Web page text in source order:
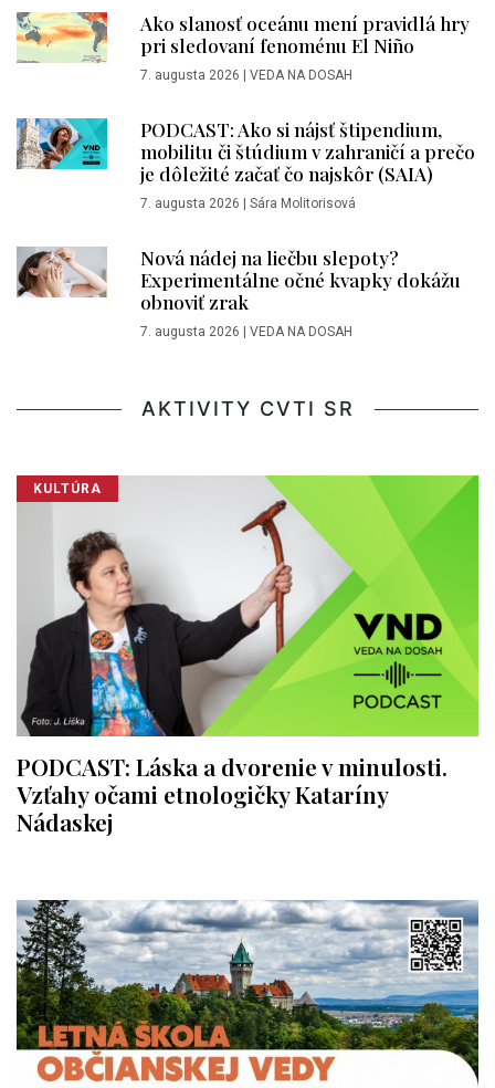
Ako slanosť oceánu mení pravidlá hry
pri sledovaní fenoménu El Niño
7. augusta 2026 | VEDA NA DOSAH
PODCAST: Ako si nájsť štipendium,
mobilitu či štúdium v zahraničí a prečo
je dôležité začať čo najskôr (SAIA)
7. augusta 2026 | Sára Molitorisová
Nová nádej na liečbu slepoty?
Experimentálne očné kvapky dokážu
obnoviť zrak
7. augusta 2026 | VEDA NA DOSAH
AKTIVITY CVTI SR
KULTÚRA
PODCAST: Láska a dvorenie v minulosti.
Vzťahy očami etnologičky Kataríny
Nádaskej